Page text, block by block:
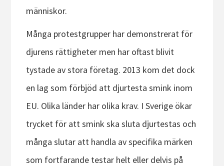
människor.
Många protestgrupper har demonstrerat för
djurens rättigheter men har oftast blivit
tystade av stora företag. 2013 kom det dock
en lag som förbjöd att djurtesta smink inom
EU. Olika länder har olika krav. I Sverige ökar
trycket för att smink ska sluta djurtestas och
många slutar att handla av specifika märken
som fortfarande testar helt eller delvis på